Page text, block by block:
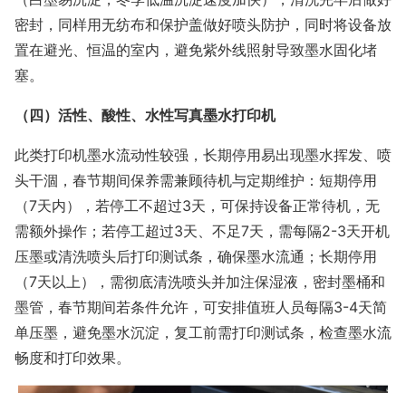
密封，同样用无纺布和保护盖做好喷头防护，同时将设备放
置在避光、恒温的室内，避免紫外线照射导致墨水固化堵
塞。
（四）活性、酸性、水性写真墨水打印机
此类打印机墨水流动性较强，长期停用易出现墨水挥发、喷
头干涸，春节期间保养需兼顾待机与定期维护：短期停用
（7天内），若停工不超过3天，可保持设备正常待机，无
需额外操作；若停工超过3天、不足7天，需每隔2-3天开机
压墨或清洗喷头后打印测试条，确保墨水流通；长期停用
（7天以上），需彻底清洗喷头并加注保湿液，密封墨桶和
墨管，春节期间若条件允许，可安排值班人员每隔3-4天简
单压墨，避免墨水沉淀，复工前需打印测试条，检查墨水流
畅度和打印效果。